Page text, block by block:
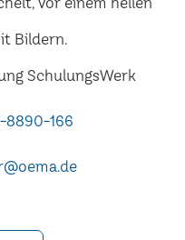
SchulungsWerk
8890-166